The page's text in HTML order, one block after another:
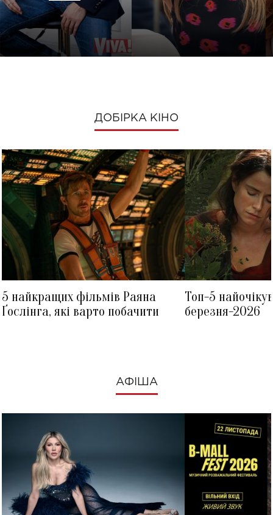
ДОБІРКА КІНО
5 найкращих фільмів Раяна
Ґослінга, які варто побачити
Топ-5
березня-2026
АФІША